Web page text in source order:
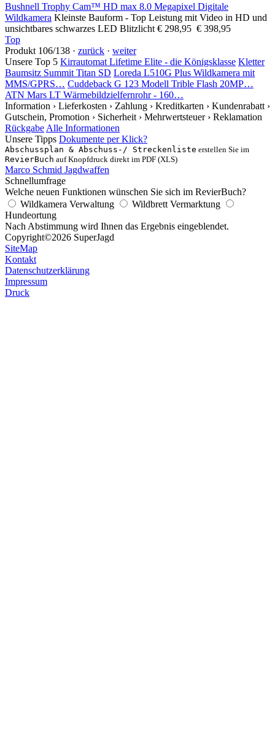
Bushnell Trophy Cam™ HD max 8.0 Megapixel Digitale
Wildkamera Kleinste Bauform - Top Leistung mit Video in HD und
unsichtbares schwarzes LED Blitzlicht € 298,95 € 398,95
Top
Produkt 106/138 · zurück · weiter
Unsere Top 5 Kirrautomat Lifetime Elite - die Königsklasse Kletter
Baumsitz Summit Titan SD Loreda L510G Plus Wildkamera mit
MMS/GPRS… Cuddeback G 123 Modell Trible Flash 20MP…
ATN Mars LT Wärmebildzielfernrohr - 160…
Information › Lieferkosten › Zahlung › Kreditkarten › Kundenrabatt ›
Gutschein, Promotion › Sicherheit › Mehrwertsteuer › Reklamation
Rückgabe Alle Informationen
Unsere Tipps Dokumente per Klick?
Abschussplan & Abschuss-/ Streckenliste erstellen Sie im
RevierBuch auf Knopfdruck direkt im PDF (XLS)
Marco Schmid Jagdwaffen
Schnellumfrage
Welche neuen Funktionen wünschen Sie sich im RevierBuch?
Wildkamera Verwaltung
Wildbrett Vermarktung
Hundeortung
Nach Abstimmung wird Ihnen das Ergebnis eingeblendet.
Copyright©2026 SuperJagd
SiteMap
Kontakt
Datenschutzerklärung
Impressum
Druck